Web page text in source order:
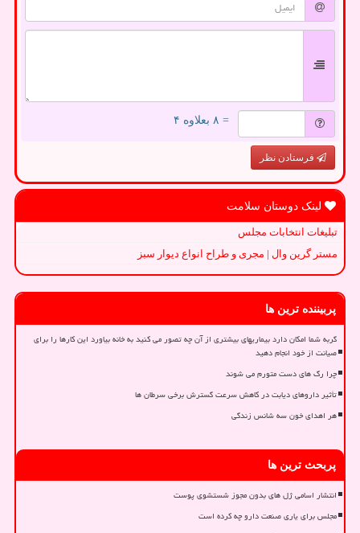
= ۸ بعلاوه ۴
فرستادن نظر
لینک دوستان سلامت
تبلیغات انتخابات مجلس
مستر گرین وال | مجری و طراح انواع دیوار سبز
پربیننده ترین ها
گربه شما امکان دارد بیماریهای بیشتری از آن چه تصور می کنید به خانه بیاورد این کارها را برای
صیانت از خود انجام دهید
چرا رگ های دست متورم می شوند
تأثیر داروهای دیابت در کاهش سرعت گسترش برخی سرطان ها
هر اهدای خون سه شانس زندگی
پربحث ترین ها
انتشار اسامی ژل های بدون مجوز شستشوی پوست
مجلس برای یاری صنعت دارو چه کرده است